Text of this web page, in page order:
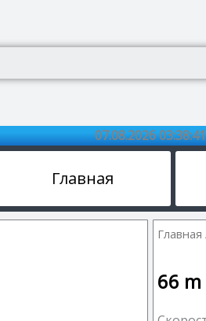
07.08.2026 03:38:42
Главная
Главная
66 m